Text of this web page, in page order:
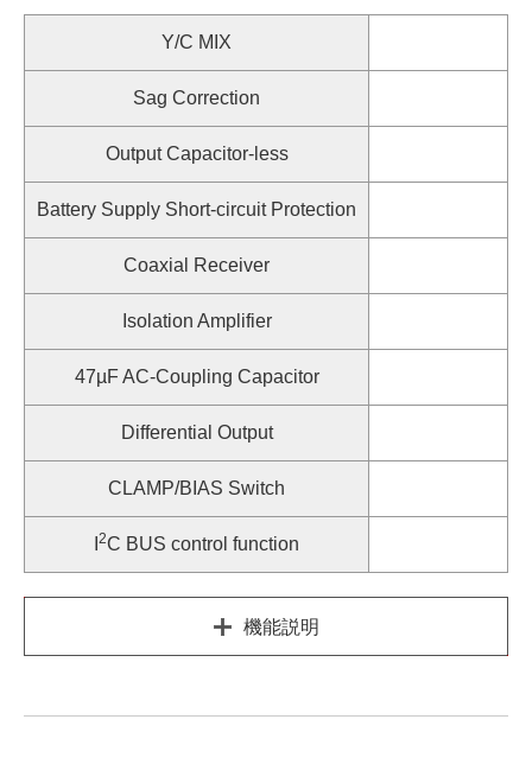
Y/C MIX
Sag Correction
Output Capacitor-less
Battery Supply Short-circuit Protection
Coaxial Receiver
Isolation Amplifier
47µF AC-Coupling Capacitor
Differential Output
CLAMP/BIAS Switch
2C BUS control function
機能説明